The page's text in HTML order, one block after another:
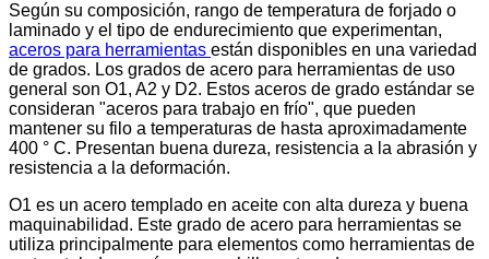
Según su composición, rango de temperatura de forjado o
laminado y el tipo de endurecimiento que experimentan,
aceros para herramientas están disponibles en una variedad
de grados. Los grados de acero para herramientas de uso
general son O1, A2 y D2. Estos aceros de grado estándar se
consideran "aceros para trabajo en frío", que pueden
mantener su filo a temperaturas de hasta aproximadamente
400 ° C. Presentan buena dureza, resistencia a la abrasión y
resistencia a la deformación.
O1 es un acero templado en aceite con alta dureza y buena
maquinabilidad. Este grado de acero para herramientas se
utiliza principalmente para elementos como herramientas de